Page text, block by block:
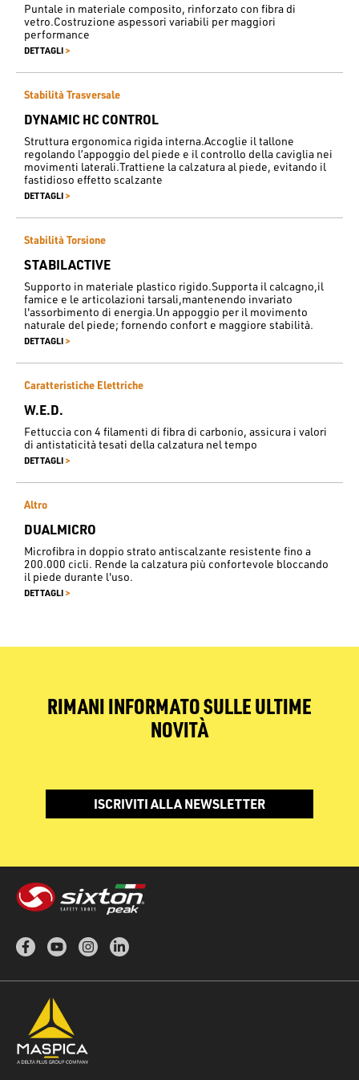
Puntale in materiale composito, rinforzato con fibra di
vetro.Costruzione aspessori variabili per maggiori
performance
DETTAGLI >
Stabilità Trasversale
DYNAMIC HC CONTROL
Struttura ergonomica rigida interna.Accoglie il tallone
regolando l’appoggio del piede e il controllo della caviglia nei
movimenti laterali.Trattiene la calzatura al piede, evitando il
fastidioso effetto scalzante
DETTAGLI >
Stabilità Torsione
STABILACTIVE
Supporto in materiale plastico rigido.Supporta il calcagno,il
famice e le articolazioni tarsali,mantenendo invariato
l'assorbimento di energia.Un appoggio per il movimento
naturale del piede; fornendo confort e maggiore stabilità.
DETTAGLI >
Caratteristiche Elettriche
W.E.D.
Fettuccia con 4 filamenti di fibra di carbonio, assicura i valori
di antistaticità tesati della calzatura nel tempo
DETTAGLI >
Altro
DUALMICRO
Microfibra in doppio strato antiscalzante resistente fino a
200.000 cicli. Rende la calzatura più confortevole bloccando
il piede durante l'uso.
DETTAGLI >
RIMANI INFORMATO SULLE ULTIME
NOVITÀ
ISCRIVITI ALLA NEWSLETTER